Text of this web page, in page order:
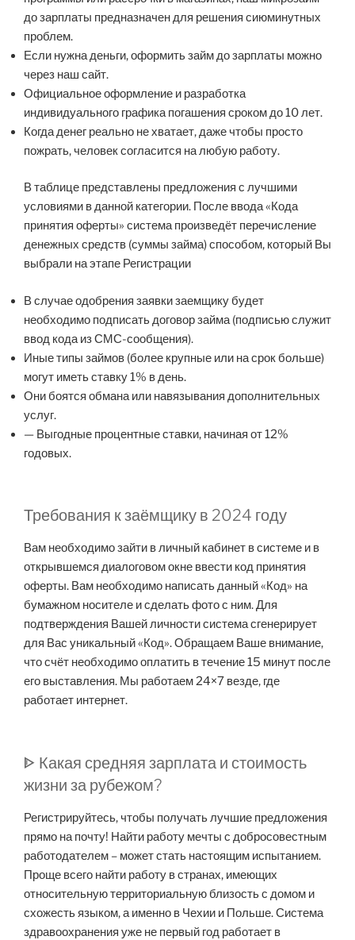
до зарплаты предназначен для решения сиюминутных
проблем.
Если нужна деньги, оформить займ до зарплаты можно
через наш сайт.
Официальное оформление и разработка
индивидуального графика погашения сроком до 10 лет.
Когда денег реально не хватает, даже чтобы просто
пожрать, человек согласится на любую работу.
В таблице представлены предложения с лучшими
условиями в данной категории. После ввода «Кода
принятия оферты» система произведёт перечисление
денежных средств (суммы займа) способом, который Вы
выбрали на этапе Регистрации
В случае одобрения заявки заемщику будет
необходимо подписать договор займа (подписью служит
ввод кода из СМС-сообщения).
Иные типы займов (более крупные или на срок больше)
могут иметь ставку 1% в день.
Они боятся обмана или навязывания дополнительных
услуг.
— Выгодные процентные ставки, начиная от 12%
годовых.
Требования к заёмщику в 2024 году
Вам необходимо зайти в личный кабинет в системе и в
открывшемся диалоговом окне ввести код принятия
оферты. Вам необходимо написать данный «Код» на
бумажном носителе и сделать фото с ним. Для
подтверждения Вашей личности система сгенерирует
для Вас уникальный «Код». Обращаем Ваше внимание,
что счёт необходимо оплатить в течение 15 минут после
его выставления. Мы работаем 24×7 везде, где
работает интернет.
ᐈ Какая средняя зарплата и стоимость
жизни за рубежом?
Регистрируйтесь, чтобы получать лучшие предложения
прямо на почту! Найти работу мечты с добросовестным
работодателем – может стать настоящим испытанием.
Проще всего найти работу в странах, имеющих
относительную территориальную близость с домом и
схожесть языком, а именно в Чехии и Польше. Система
здравоохранения уже не первый год работает в